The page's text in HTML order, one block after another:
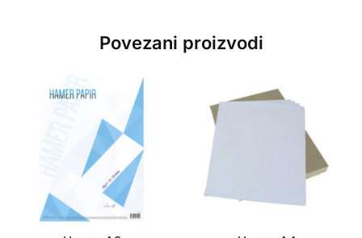
Povezani proizvodi